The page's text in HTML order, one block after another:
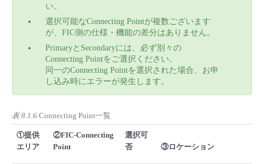
い。
選択可能なConnecting Pointが複数ございます
が、FIC側の仕様・機能の差分はありません。
PrimaryとSecondaryには、必ず別々の
Connecting Pointをご選択ください。
同一のConnecting Pointを選択された場合、お申
し込み時にエラーが発生します。
表 8.1.6 Connecting Point一覧
①提供
エリア
②FIC-Connecting
Point
選択可
否
③ロケーション